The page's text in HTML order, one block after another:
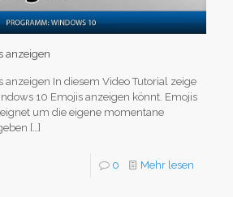
anzeigen
anzeigen In diesem Video Tutorial zeige
10 Emojis anzeigen könnt. Emojis
um die eigene momentane
[…]
0 Mehr lesen